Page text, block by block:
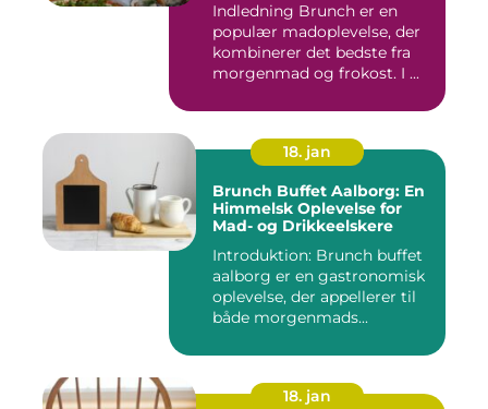
Indledning Brunch er en
populær madoplevelse, der
kombinerer det bedste fra
morgenmad og frokost. I ...
18. jan
Brunch Buffet Aalborg: En
Himmelsk Oplevelse for
Mad- og Drikkeelskere
Introduktion: Brunch buffet
aalborg er en gastronomisk
oplevelse, der appellerer til
både morgenmads...
18. jan